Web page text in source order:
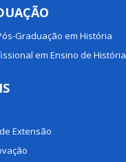
Graduação em História
em Ensino de História
Extensão